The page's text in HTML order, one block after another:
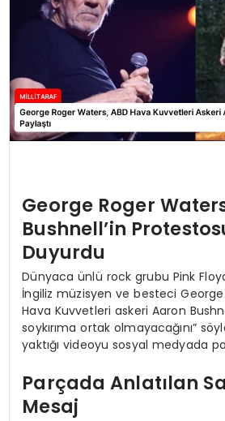
George Roger
Bushnell’in
Duyurdu
Dünyaca ünlü rock grubu Pink
İngiliz müzisyen ve besteci George
Hava Kuvvetleri askeri Aaron
soykırıma ortak olmayacağını”
yaktığı videoyu sosyal medyada
Parçada Anlatılan
Mesaj